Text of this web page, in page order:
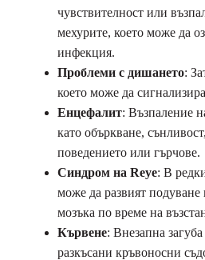
чувствителност или
мехурите, което може да
инфекция.
Проблеми с дишането:
което може да
Енцефалит: Възпаление
като объркване,
поведението или гърчове.
Синдром на Reye: В
може да развият подуване
мозъка по време на
Кървене: Внезапна
разкъсани кръвоносни